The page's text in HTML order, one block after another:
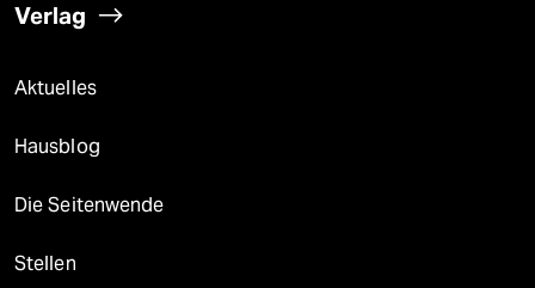
Verlag
Aktuelles
Hausblog
Die Seitenwende
Stellen